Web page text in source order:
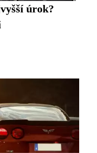
úrok?